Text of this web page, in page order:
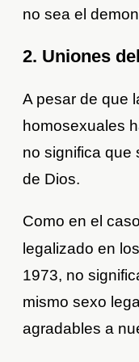
no sea el
2. Uniones
A pesar de que
homosexuales
no significa que
de Dios.
Como en el
legalizado en
1973, no
mismo sexo
agradables a